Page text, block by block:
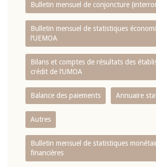
Bulletin mensuel de conjoncture
Bulletin mensuel de statistiques
l‘UEMOA
Bilans et comptes de résultats des
crédit de l‘UMOA
Balance des paiements Annuaire
Autres
Bulletin mensuel de statistiques
financières